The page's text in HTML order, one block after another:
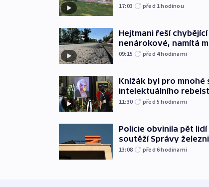
17:03 před 1hodinou
Hejtmani řeší
nenárokové, namítá
09:15 před 4hodinami
Knížák byl pro mnohé
intelektuálního
11:30 před 5hodinami
Policie obvinila pět
soutěží Správy
13:08 před 6hodinami